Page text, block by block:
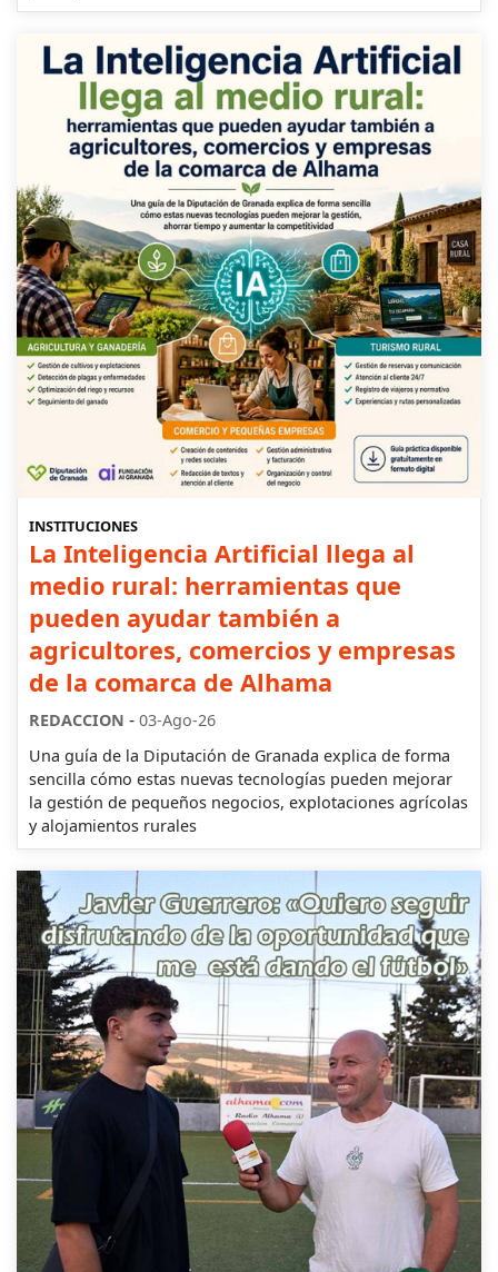
INSTITUCIONES
La Inteligencia Artificial llega al
medio rural: herramientas que
pueden ayudar también a
agricultores, comercios y empresas
de la comarca de Alhama
REDACCION - 03-Ago-26
Una guía de la Diputación de Granada explica de forma
sencilla cómo estas nuevas tecnologías pueden mejorar
la gestión de pequeños negocios, explotaciones agrícolas
y alojamientos rurales